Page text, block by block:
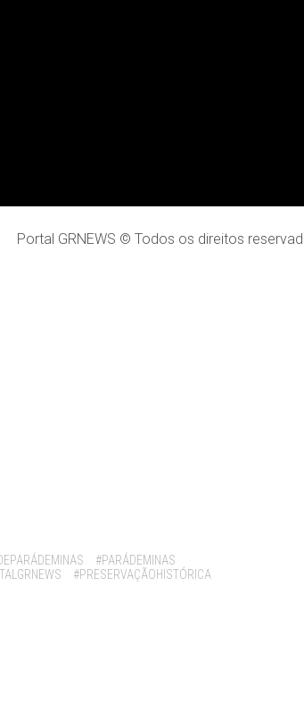
Portal GRNEWS © Todos os direitos
#PARÁDEMINAS
#PRESERVAÇÃOHISTÓRICA